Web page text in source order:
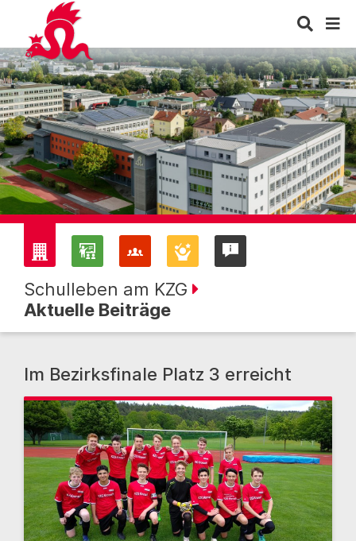
Schulleben am KZG
Aktuelle Beiträge
Im Bezirksfinale Platz 3 erreicht